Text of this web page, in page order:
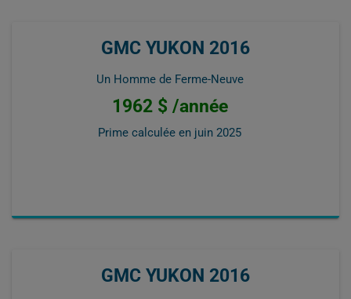
GMC YUKON 2016
Un Homme de Ferme-Neuve
1962 $ /année
Prime calculée en juin 2025
GMC YUKON 2016